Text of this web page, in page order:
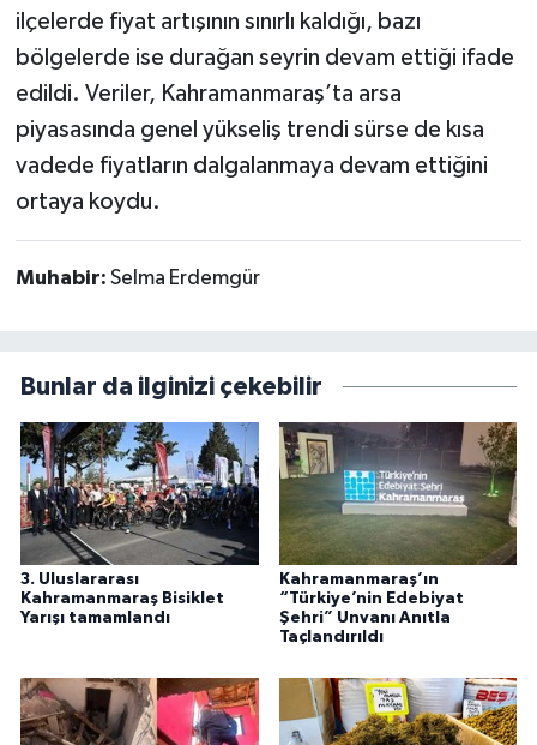
ilçelerde fiyat artışının sınırlı kaldığı, bazı
bölgelerde ise durağan seyrin devam ettiği ifade
edildi. Veriler, Kahramanmaraş’ta arsa
piyasasında genel yükseliş trendi sürse de kısa
vadede fiyatların dalgalanmaya devam ettiğini
ortaya koydu.
Muhabir: Selma Erdemgür
Bunlar da ilginizi çekebilir
3. Uluslararası
Kahramanmaraş Bisiklet
Yarışı tamamlandı
Kahramanmaraş’ın
“Türkiye’nin Edebiyat
Şehri” Unvanı Anıtla
Taçlandırıldı